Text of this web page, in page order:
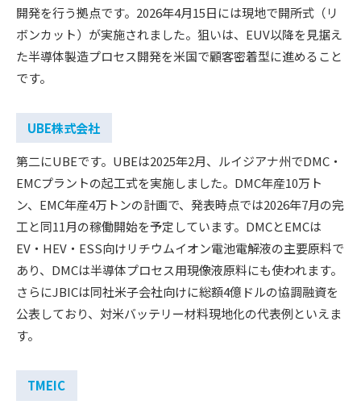
開発を行う拠点です。2026年4月15日には現地で開所式（リ
ボンカット）が実施されました。狙いは、EUV以降を見据え
た半導体製造プロセス開発を米国で顧客密着型に進めること
です。
UBE株式会社
第二にUBEです。UBEは2025年2月、ルイジアナ州でDMC・
EMCプラントの起工式を実施しました。DMC年産10万ト
ン、EMC年産4万トンの計画で、発表時点では2026年7月の完
工と同11月の稼働開始を予定しています。DMCとEMCは
EV・HEV・ESS向けリチウムイオン電池電解液の主要原料で
あり、DMCは半導体プロセス用現像液原料にも使われます。
さらにJBICは同社米子会社向けに総額4億ドルの協調融資を
公表しており、対米バッテリー材料現地化の代表例といえま
す。
TMEIC